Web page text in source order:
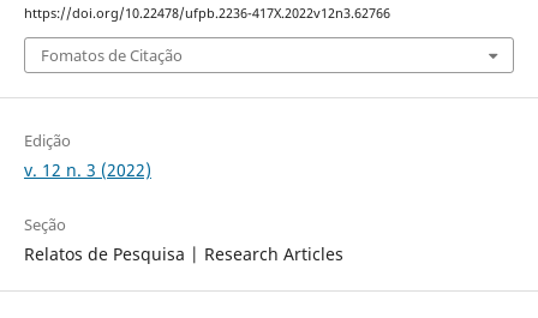
https://doi.org/10.22478/ufpb.2236-417X.2022v12n3.62766
Fomatos de Citação
Edição
v. 12 n. 3 (2022)
Seção
Relatos de Pesquisa | Research Articles